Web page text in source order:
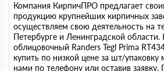
Компания КирпичПРО предлагает
продукцию крупнейших кирпичных
осуществляем свою деятельность на
Петербурге и Ленинградской области.
облицовочный Randers Tegl Prima
купить по низкой цене за шт/
нами по телефону или оставив заявку.